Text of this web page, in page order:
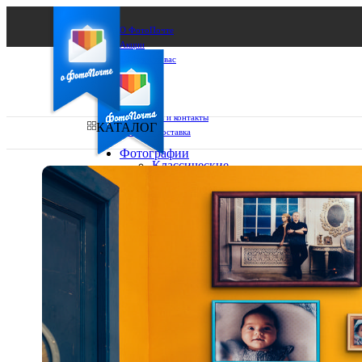
О ФотоПочте
Акции
Сделаем за вас
Бизнесу
FAQ
Франшиза
Поддержка и контакты
Оплата и доставка
Ваш город:
Выберите из списка:
КАТАЛОГ
Фотографии
Классические
10х10
10х15
13х18
15х15
30х30
30х40